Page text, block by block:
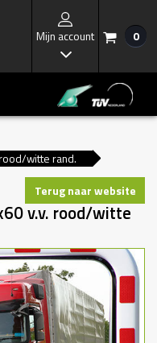
Mijn account
I
/ 0
witte rand.
Terug naar website
v.v. rood/witte